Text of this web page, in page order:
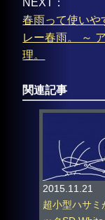
NEXT：
春雨って使いや
レー春雨。 ～
理。
関連記事
2015.11.21
超小型ハサミ